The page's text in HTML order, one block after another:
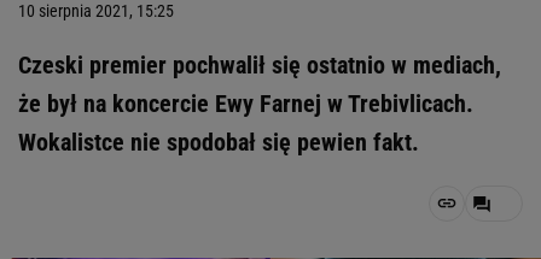
10 sierpnia 2021, 15:25
Czeski premier pochwalił się ostatnio w mediach,
że był na koncercie Ewy Farnej w Trebivlicach.
Wokalistce nie spodobał się pewien fakt.